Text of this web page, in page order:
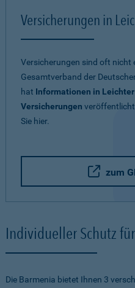
Versicherungen in
Versicherungen sind oft nicht
Gesamtverband der
hat Informationen in
Versicherungen
Sie hier.
zum
Individueller Schutz
Die Barmenia bietet Ihnen 3